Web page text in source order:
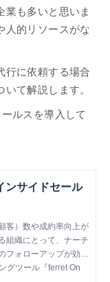
業も多いと思いま
人的リソースがな
行に依頼する場合
て解説します。
ルスを導入して
ンサイドセール
客）数や成約率向上が
組織にとって、ナーチ
フォローアップが効率
イドセールスの導入
グツール『ferret On